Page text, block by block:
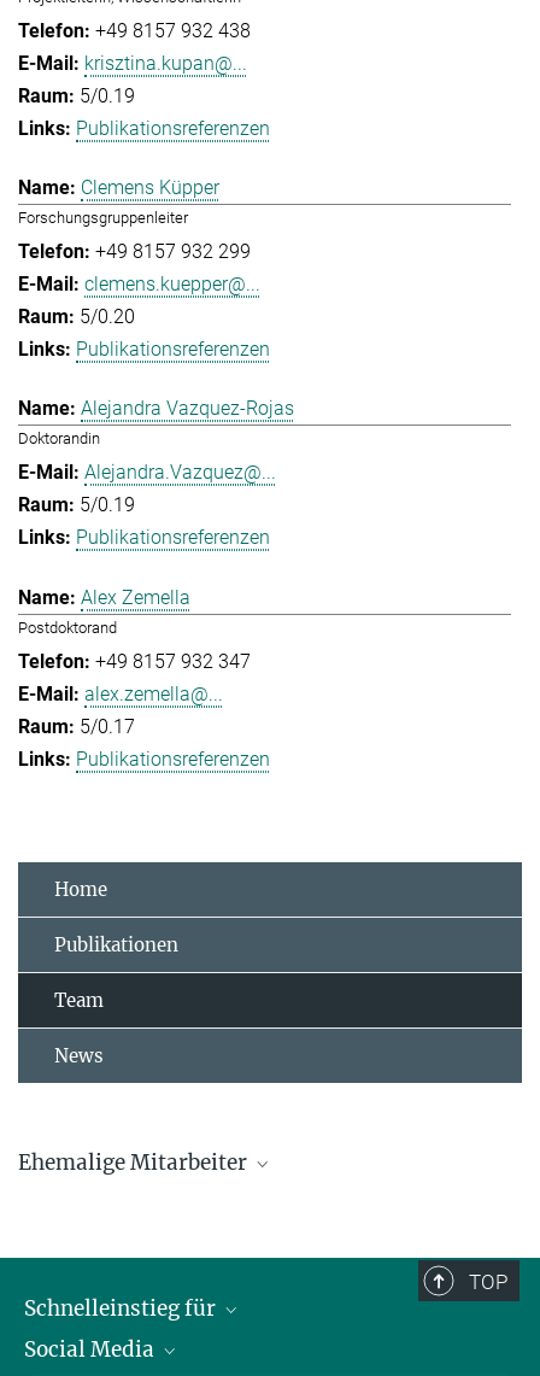
+49 8157 932 438
krisztina.kupan@...
5/0.19
Publikationsreferenzen
Clemens Küpper
Forschungsgruppenleiter
+49 8157 932 299
clemens.kuepper@...
5/0.20
Publikationsreferenzen
Alejandra Vazquez-Rojas
Doktorandin
Alejandra.Vazquez@...
5/0.19
Publikationsreferenzen
Alex Zemella
Postdoktorand
+49 8157 932 347
alex.zemella@...
5/0.17
Publikationsreferenzen
Home
Publikationen
Team
News
Ehemalige Mitarbeiter
Jelena.Belojevic@...
Luke Eberhard-Hertel
TOP
Schnelleinstieg für
Journalist*innen
Social Media